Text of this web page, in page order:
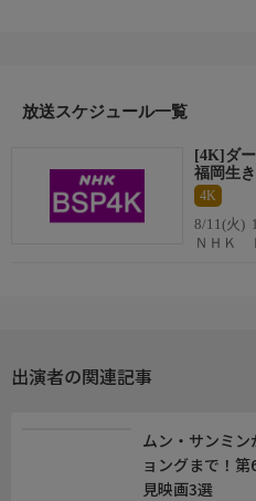
【語り】龍田直樹，豊嶋真千子
監督・演出
制作
放送スケジュール一覧
[4K]ダ
福岡生
4K
8/11(火)
ＮＨＫ
出演者の関連記事
ムン・サンミ
ョングまで！
見映画3選